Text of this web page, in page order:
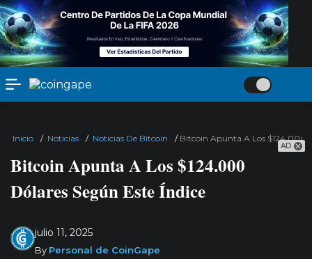
AD
Inicio / Noticias / Noticias De Bitcoin / Bitcoin Apunta A Los $124.000
Bitcoin Apunta A Los $124.000
Dólares Según Este Índice
julio 11, 2025
By Personal de CoinGape